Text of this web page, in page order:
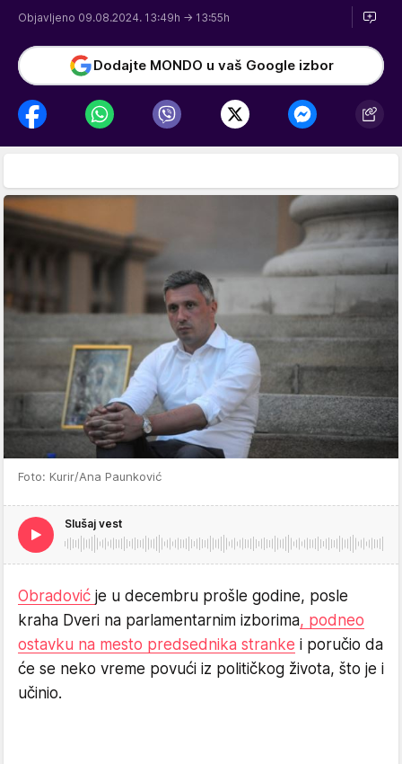
Objavljeno 09.08.2024. 13:49h → 13:55h
Dodajte MONDO u vaš Google izbor
Foto: Kurir/Ana Paunković
Slušaj vest
Obradović je u decembru prošle godine, posle
kraha Dveri na parlamentarnim izborima, podneo
ostavku na mesto predsednika stranke i poručio da
će se neko vreme povući iz političkog života, što je i
učinio.